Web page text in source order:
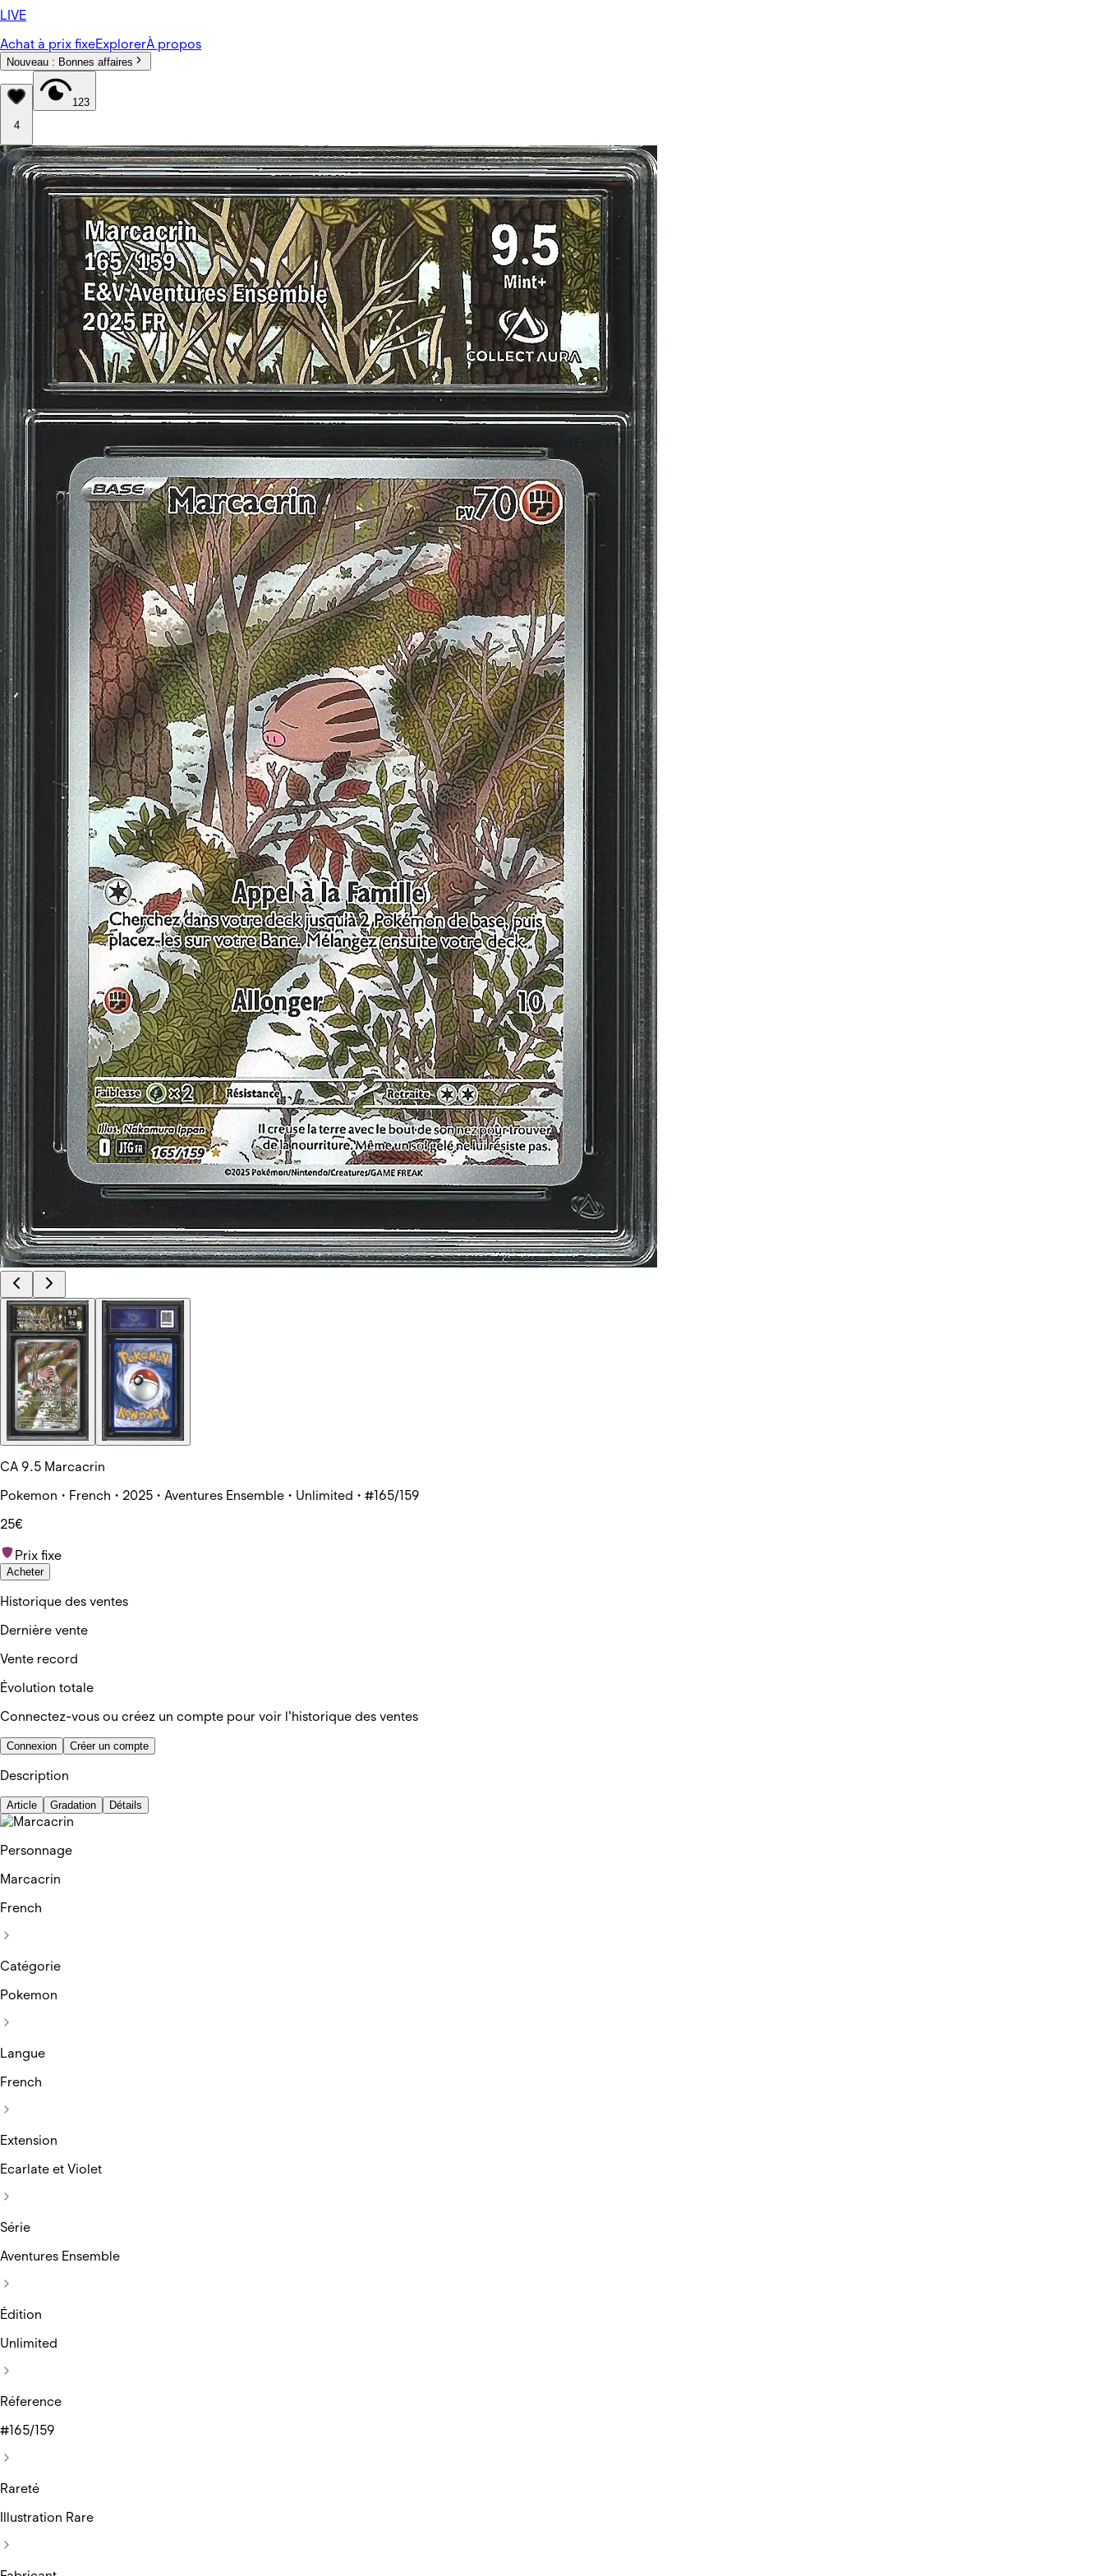
LIVE
Achat à prix fixeExplorerÀ propos
Nouveau : Bonnes affaires
4
123
CA 9.5 Marcacrin
Pokemon • French • 2025 • Aventures Ensemble • Unlimited • #165/159
25€
Prix fixe
Acheter
Historique des ventes
Dernière vente
Vente record
Évolution totale
Connectez-vous ou créez un compte pour voir l'historique des ventes
Connexion Créer un compte
Description
Article Gradation Détails
Personnage
Marcacrin
French
Catégorie
Pokemon
Langue
French
Extension
Ecarlate et Violet
Série
Aventures Ensemble
Édition
Unlimited
Réference
#165/159
Rareté
Illustration Rare